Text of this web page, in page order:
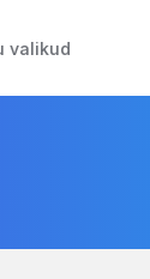
valikud